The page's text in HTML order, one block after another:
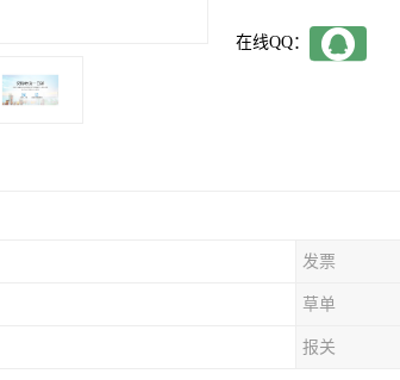
在线QQ：
发票
草单
报关